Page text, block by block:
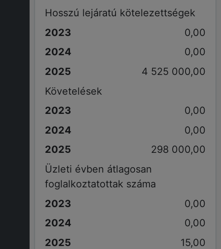
Hosszú lejáratú kötelezettségek
0,00
0,00
4 525 000,00
Követelések
0,00
0,00
298 000,00
Üzleti évben átlagosan
foglalkoztatottak száma
0,00
0,00
15,00